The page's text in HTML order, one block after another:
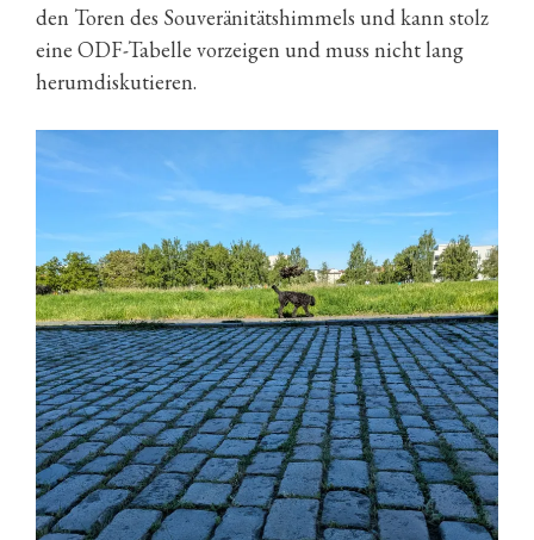
den Toren des Souveränitätshimmels und kann stolz
eine ODF-Tabelle vorzeigen und muss nicht lang
herumdiskutieren.